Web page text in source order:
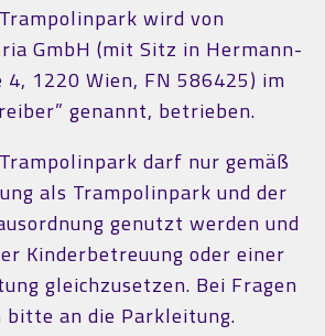
wird von
GmbH (mit Sitz in Hermann-
4, 1220 Wien, FN 586425) im
genannt, betrieben.
darf nur gemäß
als Trampolinpark und der
genutzt werden und
Kinderbetreuung oder einer
gleichzusetzen. Bei Fragen
bitte an die Parkleitung.